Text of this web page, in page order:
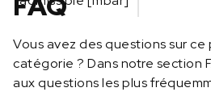
Vous avez des questions sur
catégorie ? Dans notre section
aux questions les plus